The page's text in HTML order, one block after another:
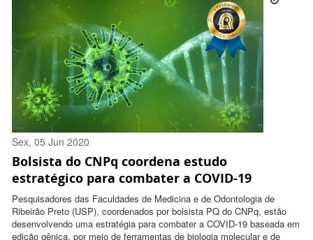
Sex, 05 Jun 2020
16:48:00 -0300
Bolsista do CNPq coordena estudo
estratégico para combater a COVID-19
Pesquisadores das Faculdades de Medicina e de Odontologia de
Ribeirão Preto (USP), coordenados por bolsista PQ do CNPq, estão
desenvolvendo uma estratégia para combater a COVID-19 baseada em
edição gênica, por meio de ferramentas de biologia molecular e de